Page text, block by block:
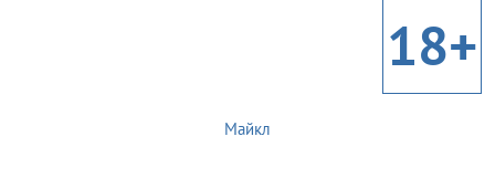
18+
Майкл